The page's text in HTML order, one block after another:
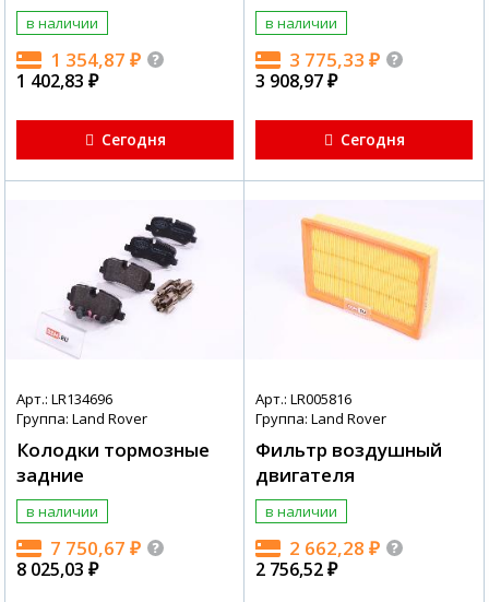
в наличии
1 354,87 ₽
1 402,83 ₽
Сегодня
в наличии
3 775,33 ₽
3 908,97₽
Сегодня
Арт.: LR134696
Группа: Land Rover
Колодки тормозные
задние
в наличии
7 750,67 ₽
8 025,03 ₽
Арт.: LR005816
Группа: Land Rover
Фильтр воздушный
двигателя
в наличии
2 662,28 ₽
2 756,52₽